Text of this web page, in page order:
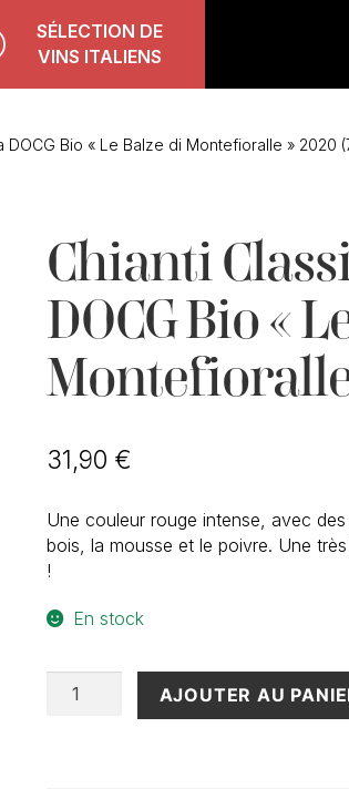
SÉLECTION DE
VINS ITALIENS
DOCG Bio « Le Balze di Montefioralle » 2020
Chianti
DOCG Bio «
Montefioralle
31,90 €
Une couleur rouge intense, avec
bois, la mousse et le poivre. Une
!
En stock
quantité
AJOUTER AU